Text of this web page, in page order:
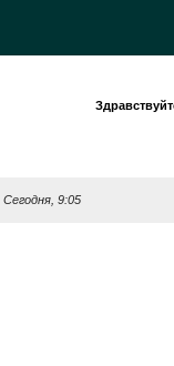
Сегодня, 9:05